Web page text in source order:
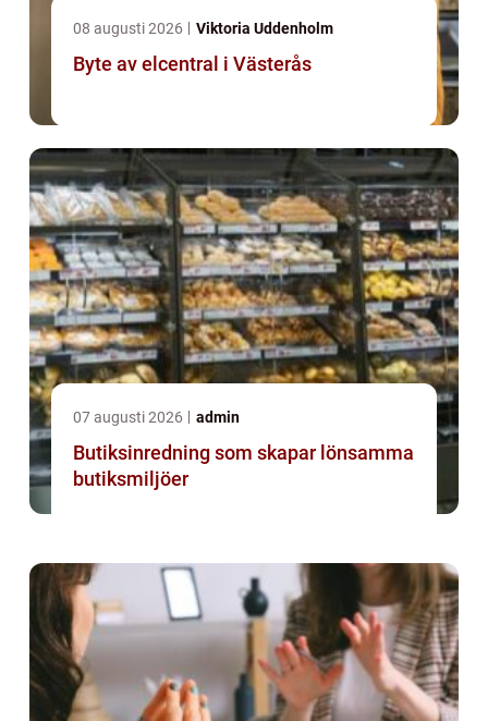
08 augusti 2026 Viktoria Uddenholm
Byte av elcentral i Västerås
07 augusti 2026 admin
Butiksinredning som skapar lönsamma
butiksmiljöer